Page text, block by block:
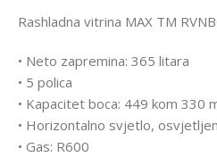
Rashladna vitrina MAX TM
• Neto zapremina: 365 litara
• 5 polica
• Kapacitet boca: 449 kom 330
• Horizontalno svjetlo,
• Gas: R600